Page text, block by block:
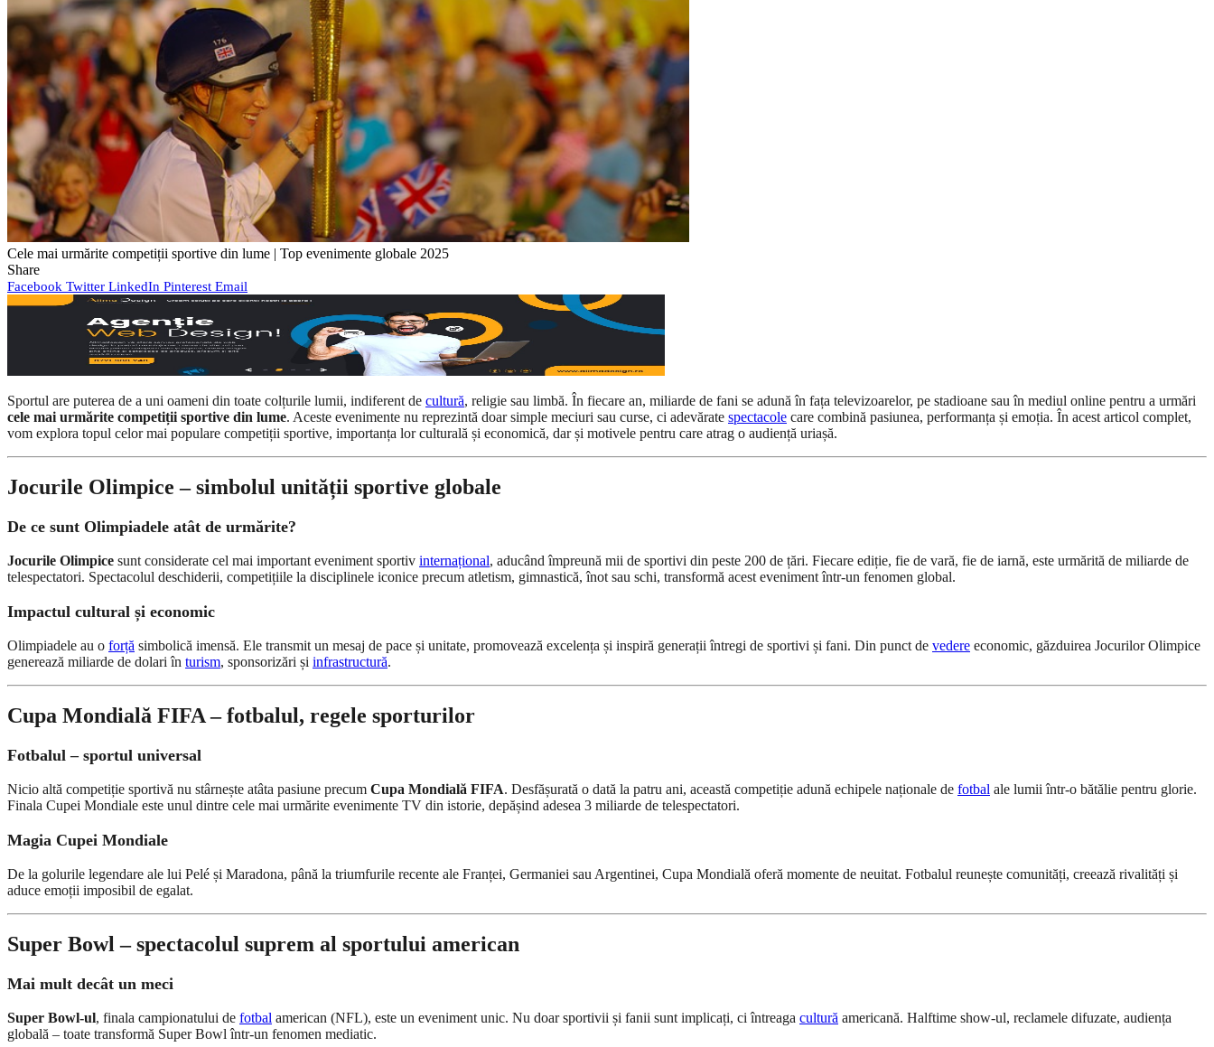
Cele mai urmărite competiții sportive din lume | Top evenimente globale 2025
Share
Facebook Twitter LinkedIn Pinterest Email
Sportul are puterea de a uni oameni din toate colțurile lumii, indiferent de cultură, religie sau limbă. În fiecare an, miliarde de fani se adună în fața televizoarelor, pe stadioane sau în mediul online pentru a urmări
cele mai urmărite competiții sportive din lume. Aceste evenimente nu reprezintă doar simple meciuri sau curse, ci adevărate spectacole care combină pasiunea, performanța și emoția. În acest articol complet,
vom explora topul celor mai populare competiții sportive, importanța lor culturală și economică, dar și motivele pentru care atrag o audiență uriașă.
Jocurile Olimpice – simbolul unității sportive globale
De ce sunt Olimpiadele atât de urmărite?
Jocurile Olimpice sunt considerate cel mai important eveniment sportiv internațional, aducând împreună mii de sportivi din peste 200 de țări. Fiecare ediție, fie de vară, fie de iarnă, este urmărită de miliarde de
telespectatori. Spectacolul deschiderii, competițiile la disciplinele iconice precum atletism, gimnastică, înot sau schi, transformă acest eveniment într-un fenomen global.
Impactul cultural și economic
Olimpiadele au o forță simbolică imensă. Ele transmit un mesaj de pace și unitate, promovează excelența și inspiră generații întregi de sportivi și fani. Din punct de vedere economic, găzduirea Jocurilor Olimpice
generează miliarde de dolari în turism, sponsorizări și infrastructură.
Cupa Mondială FIFA – fotbalul, regele sporturilor
Fotbalul – sportul universal
Nicio altă competiție sportivă nu stârnește atâta pasiune precum Cupa Mondială FIFA. Desfășurată o dată la patru ani, această competiție adună echipele naționale de fotbal ale lumii într-o bătălie pentru glorie.
Finala Cupei Mondiale este unul dintre cele mai urmărite evenimente TV din istorie, depășind adesea 3 miliarde de telespectatori.
Magia Cupei Mondiale
De la golurile legendare ale lui Pelé și Maradona, până la triumfurile recente ale Franței, Germaniei sau Argentinei, Cupa Mondială oferă momente de neuitat. Fotbalul reunește comunități, creează rivalități și
aduce emoții imposibil de egalat.
Super Bowl – spectacolul suprem al sportului american
Mai mult decât un meci
Super Bowl-ul, finala campionatului de fotbal american (NFL), este un eveniment unic. Nu doar sportivii și fanii sunt implicați, ci întreaga cultură americană. Halftime show-ul, reclamele difuzate, audiența
globală – toate transformă Super Bowl într-un fenomen mediatic.